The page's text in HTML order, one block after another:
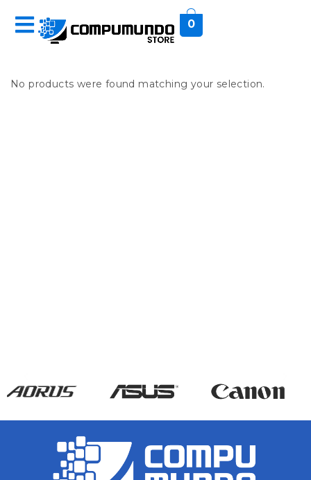
0
No products were found matching your selection.